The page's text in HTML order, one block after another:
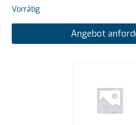
Vorrätig
Angebot